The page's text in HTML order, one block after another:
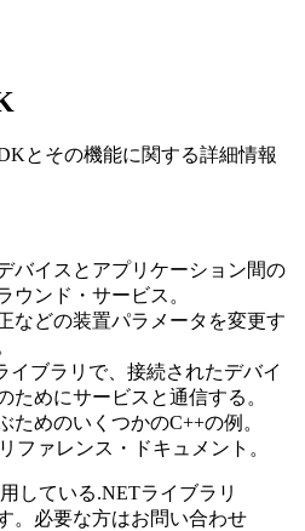
とその機能に関する詳細情報
バイスとアプリケーション間の
ウンド・サービス。
などの装置パラメータを変更す
イブラリで、接続されたデバイ
ためにサービスと通信する。
ためのいくつかのC++の例。
ファレンス・ドキュメント。
している.NETライブラリ
。必要な方はお問い合わせ